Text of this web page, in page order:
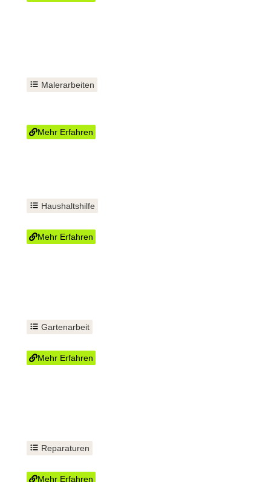
Malerarbeiten
Mehr Erfahren
Haushaltshilfe
Mehr Erfahren
Gartenarbeit
Mehr Erfahren
Reparaturen
Mehr Erfahren